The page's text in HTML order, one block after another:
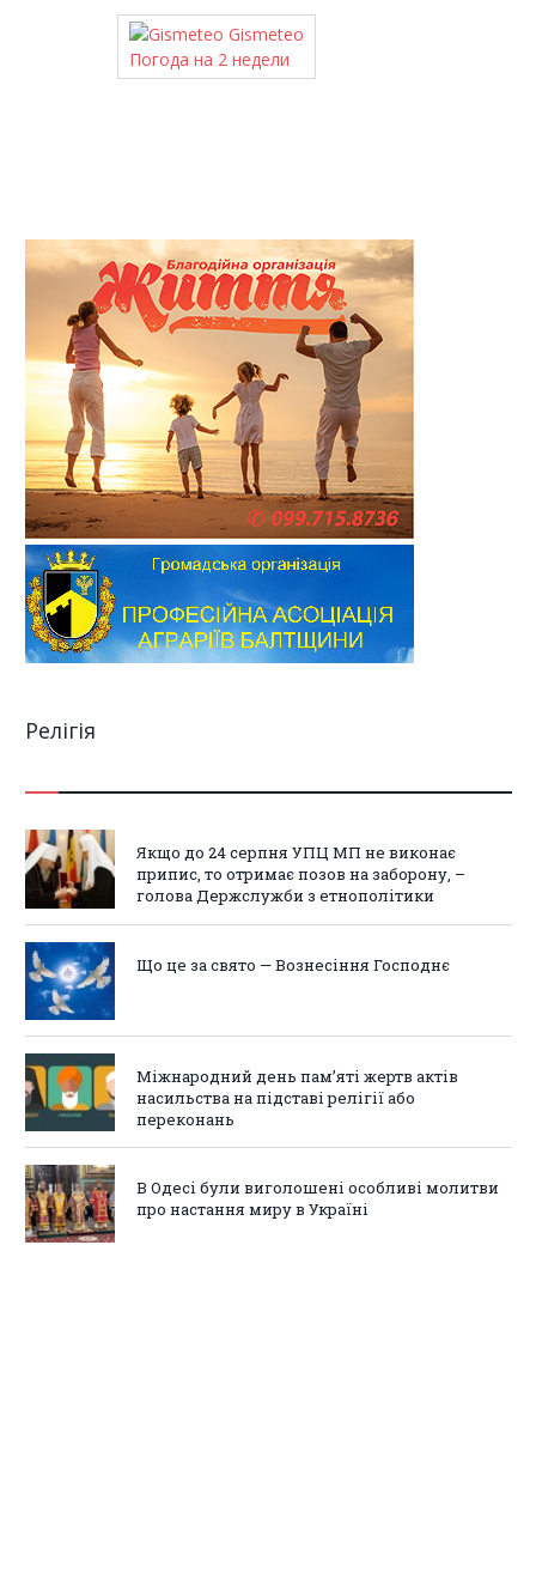
Gismeteo
Погода на 2 недели
Релігія
Якщо до 24 серпня УПЦ МП не виконає
припис, то отримає позов на заборону, –
голова Держслужби з етнополітики
Що це за свято — Вознесіння Господнє
Міжнародний день пам’яті жертв актів
насильства на підставі релігії або
переконань
В Одесі були виголошені особливі молитви
про настання миру в Україні